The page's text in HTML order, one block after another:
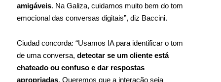
amigáveis. Na Galiza, cuidamos muito bem do tom
emocional das conversas digitais”, diz Baccini.
Ciudad concorda: “Usamos IA para identificar o tom
de uma conversa, detectar se um cliente está
chateado ou confuso e dar respostas
apropriadas. Queremos que a interação seja